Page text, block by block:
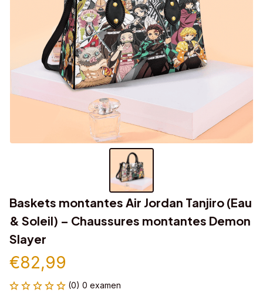
Baskets montantes Air Jordan Tanjiro (Eau
& Soleil) – Chaussures montantes Demon
Slayer
€82,99
(0) 0 examen